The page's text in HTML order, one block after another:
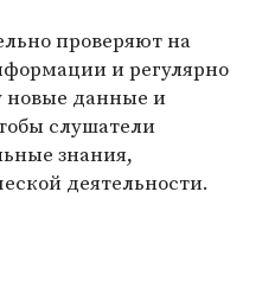
проверяют на
и регулярно
новые данные и
слушатели
знания,
деятельности.